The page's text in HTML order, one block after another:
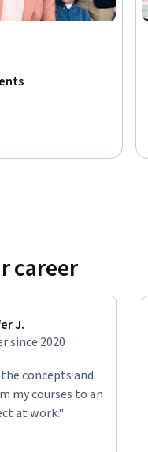
career
J.
since 2020
concepts and
my courses to an
at work."